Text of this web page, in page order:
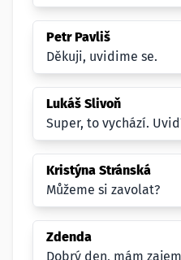
Petr Pavliš
Děkuji, uvidime se.
Lukáš Slivoň
Super, to vychází.
Kristýna Stránská
Můžeme si zavolat?
Zdenda
Dobrý den, mám